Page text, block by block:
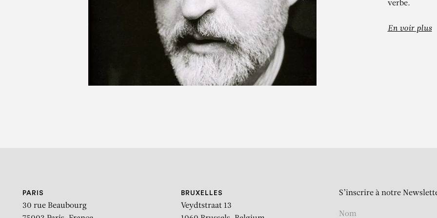
VALERIO
verbe.
En voir plus
PARIS
30 rue Beaubourg
BRUXELLES
Veydtstraat 13
S’inscrire à notre